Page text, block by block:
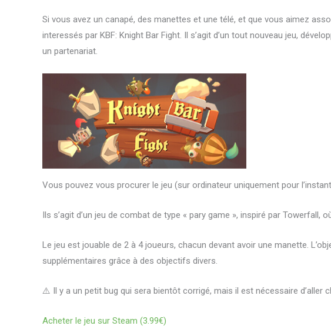
Si vous avez un canapé, des manettes et une télé, et que vous aimez
interessés par KBF: Knight Bar Fight. Il s’agit d’un tout nouveau jeu,
un partenariat.
Vous pouvez vous procurer le jeu (sur ordinateur uniquement pour
Ils s’agit d’un jeu de combat de type « pary game », inspiré par Towerfall,
Le jeu est jouable de 2 à 4 joueurs, chacun devant avoir une manette.
supplémentaires grâce à des objectifs divers.
⚠️ Il y a un petit bug qui sera bientôt corrigé, mais il est nécessaire d’aller
Acheter le jeu sur Steam (3.99€)